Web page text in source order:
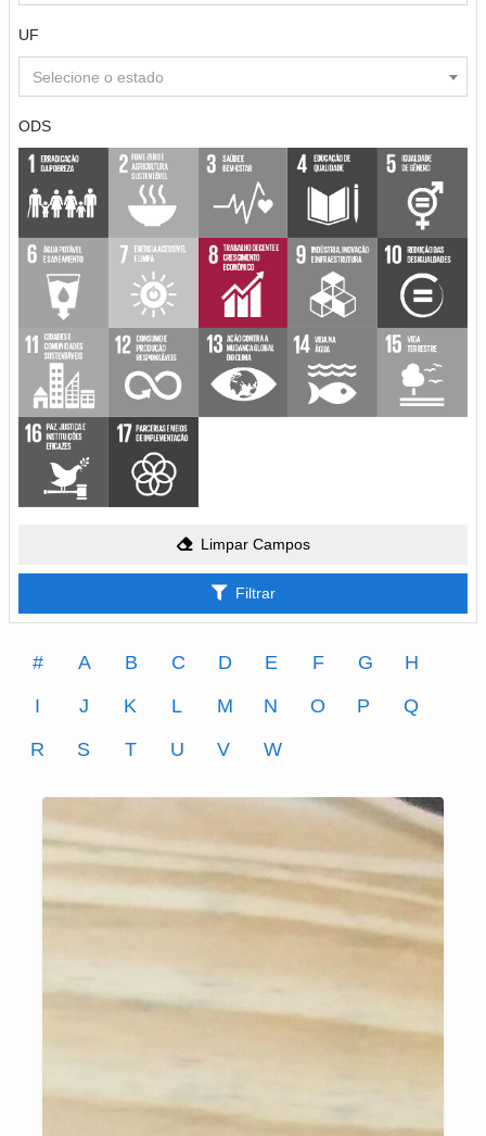
UF
Selecione o estado
ODS
Limpar Campos
Filtrar
# A B C D E F G
H
I
J K L M N O P
Q
R
S T U V W